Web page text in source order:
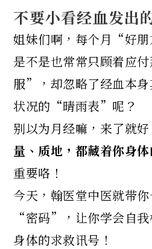
不要小看经血发出
姐妹们啊，每个月“好
是不是也常常只顾着应
服”，却忽略了经血本
状况的“晴雨表”呢？
别以为月经嘛，来了就好
量、质地，都藏着你身
重要咯！
今天，翰医堂中医就带
“密码”，让你学会自
身体的求救讯号！